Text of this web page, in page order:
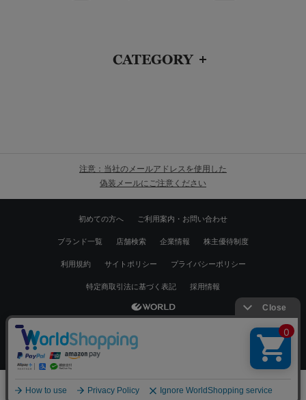
絞り込む
CATEGORY
注意：当社のメールアドレスを使用した
偽装メールにご注意ください
初めての方へ ご利用案内・お問い合わせ
ブランド一覧 店舗検索 企業情報 株主優待制度
利用規約 サイトポリシー プライバシーポリシー
特定商取引法に基づく表記 採用情報